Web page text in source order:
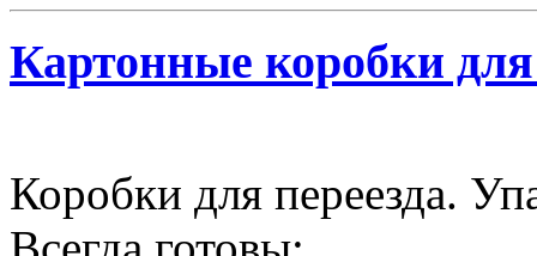
Картонные коробки для
Коробки для переезда.